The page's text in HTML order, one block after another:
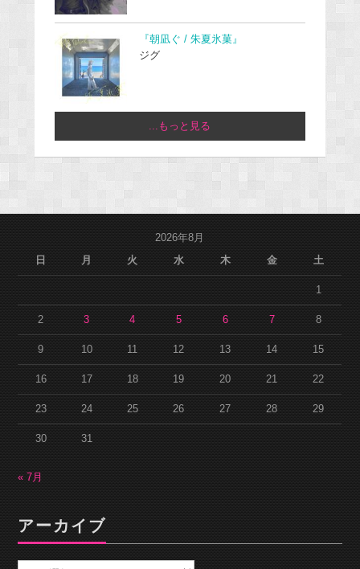
『朝凪ぐ / 朱夏氷菓』
ジグ
...もっと見る
2026年8月
日
月 火 水 木 金 土
1
2 3 4 5 6 7 8
9 10 11 12 13 14 15
16 17 18 19 20 21 22
23 24 25 26 27 28 29
30 31
« 7月
アーカイブ